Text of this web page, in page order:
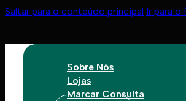
Saltar para o conteúdo principal Ir para
Sobre Nós
Lojas
Marcar Consulta